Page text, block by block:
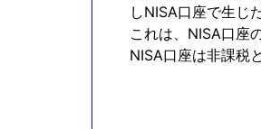
しNISA口座で生じ
これは、NISA口座
NISA口座は非課税